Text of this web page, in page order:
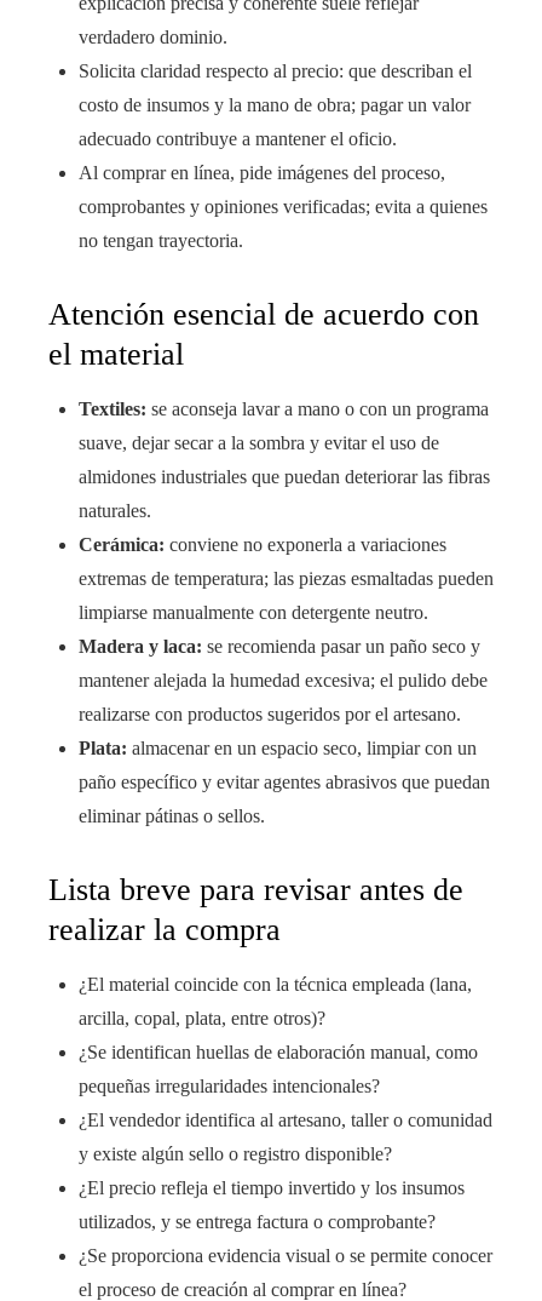
verdadero dominio.
Solicita claridad respecto al precio: que describan el
costo de insumos y la mano de obra; pagar un valor
adecuado contribuye a mantener el oficio.
Al comprar en línea, pide imágenes del proceso,
comprobantes y opiniones verificadas; evita a quienes
no tengan trayectoria.
Atención esencial de acuerdo con
el material
Textiles: se aconseja lavar a mano o con un programa
suave, dejar secar a la sombra y evitar el uso de
almidones industriales que puedan deteriorar las fibras
naturales.
Cerámica: conviene no exponerla a variaciones
extremas de temperatura; las piezas esmaltadas pueden
limpiarse manualmente con detergente neutro.
Madera y laca: se recomienda pasar un paño seco y
mantener alejada la humedad excesiva; el pulido debe
realizarse con productos sugeridos por el artesano.
Plata: almacenar en un espacio seco, limpiar con un
paño específico y evitar agentes abrasivos que puedan
eliminar pátinas o sellos.
Lista breve para revisar antes de
realizar la compra
¿El material coincide con la técnica empleada (lana,
arcilla, copal, plata, entre otros)?
¿Se identifican huellas de elaboración manual, como
pequeñas irregularidades intencionales?
¿El vendedor identifica al artesano, taller o comunidad
y existe algún sello o registro disponible?
¿El precio refleja el tiempo invertido y los insumos
utilizados, y se entrega factura o comprobante?
¿Se proporciona evidencia visual o se permite conocer
el proceso de creación al comprar en línea?